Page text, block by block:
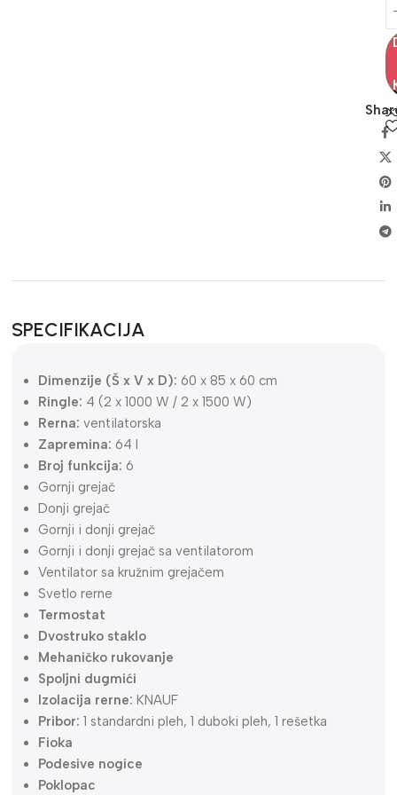
SPECIFIKACIJA
Dimenzije (Š x V x D): 60 x 85 x 60 cm
Ringle: 4 (2 x 1000 W / 2 x 1500 W)
Rerna: ventilatorska
Zapremina: 64 l
Broj funkcija: 6
Gornji grejač
Donji grejač
Gornji i donji grejač
Gornji i donji grejač sa ventilatorom
Ventilator sa kružnim grejačem
Svetlo rerne
Termostat
Dvostruko staklo
Mehaničko rukovanje
Spoljni dugmići
Izolacija rerne: KNAUF
Pribor: 1 standardni pleh, 1 duboki pleh, 1 rešetka
Fioka
Podesive nogice
Poklopac